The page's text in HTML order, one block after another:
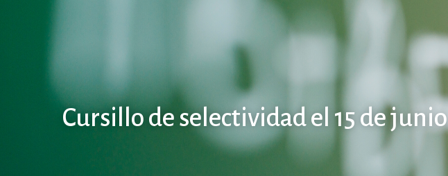
Cursillo de selectividad el 15 de junio